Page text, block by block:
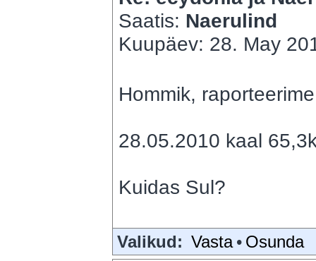
Saatis: Naerulind
Kuupäev: 28. May
Hommik,
28.05.2010 kaal
Kuidas Sul?
Valikud: Vasta • Osunda